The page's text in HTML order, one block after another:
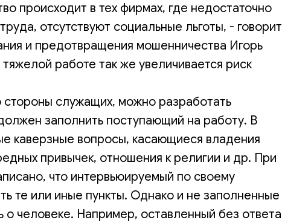
происходит в тех фирмах, где недостаточно
отсутствуют социальные льготы, - говорит
и предотвращения мошенничества Игорь
работе так же увеличивается риск
служащих, можно разработать
заполнить поступающий на работу. В
каверзные вопросы, касающиеся владения
привычек, отношения к религии и др. При
что интервьюируемый по своему
те или иные пункты. Однако и не заполненные
о человеке. Например, оставленный без ответа